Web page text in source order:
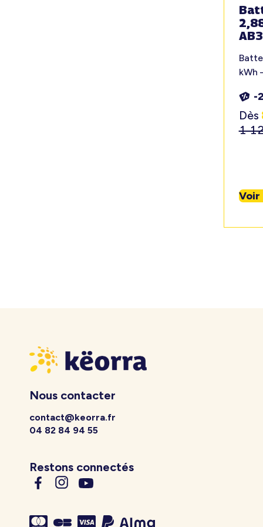
kWh
-
Dès
1
Voir
Nous contacter
contact@keorra.fr
04 82 84 94 55
Restons connectés